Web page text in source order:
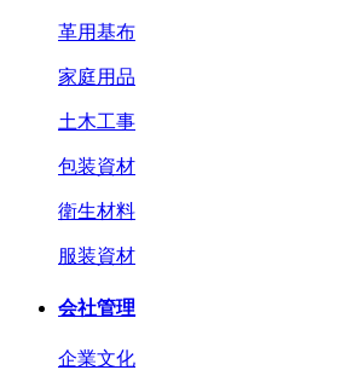
革用基布
家庭用品
土木工事
包装資材
衛生材料
服装資材
会社管理
企業文化